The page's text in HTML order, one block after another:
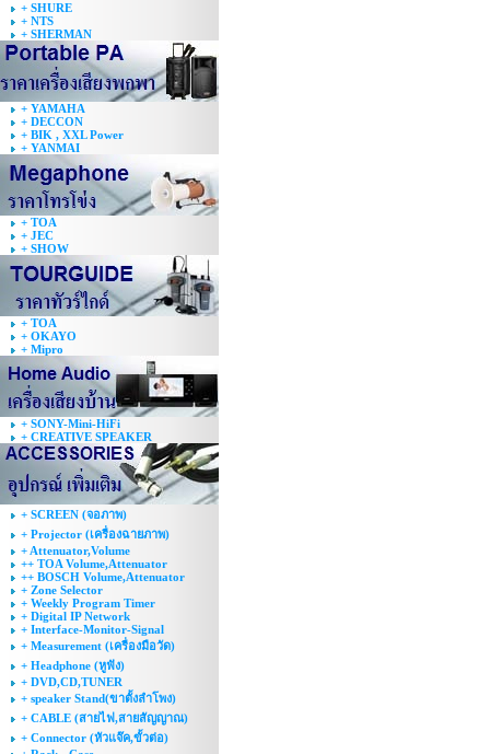
+ SHURE
+ NTS
+ SHERMAN
+ YAMAHA
+ DECCON
+ BIK , XXL Power
+ YANMAI
+ TOA
+ JEC
+ SHOW
+ TOA
+ OKAYO
+ Mipro
+ SONY-Mini-HiFi
+ CREATIVE SPEAKER
+ SCREEN (จอภาพ)
+ Projector (เครื่องฉายภาพ)
+ Attenuator,Volume
++ TOA Volume,Attenuator
++ BOSCH Volume,Attenuator
+ Zone Selector
+ Weekly Program Timer
+ Digital IP Network
+ Interface-Monitor-Signal
+ Measurement (เครื่องมือวัด)
+ Headphone (หูฟัง)
+ DVD,CD,TUNER
+ speaker Stand(ขาตั้งลำโพง)
+ CABLE (สายไฟ,สายสัญญาณ)
+ Connector (หัวแจ๊ค,ขั้วต่อ)